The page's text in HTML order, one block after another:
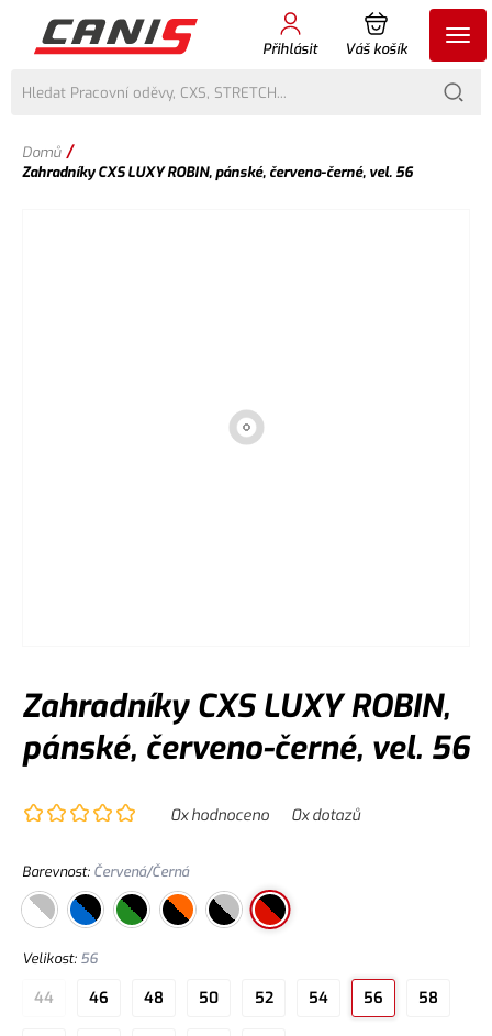
Přihlásit Váš košík
Domů /
Zahradníky CXS LUXY ROBIN, pánské, červeno-černé, vel. 56
Zahradníky CXS LUXY ROBIN,
pánské, červeno-černé, vel. 56
0x hodnoceno 0x dotazů
Barevnost: Červená/Černá
Velikost: 56
44 46 48 50 52 54 56 58